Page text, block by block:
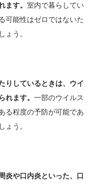
ます。 室内で暮らしてい
可能性はゼロではないた
ょう。
りしているときは、ウイ
れます。 一部のウイルス
る程度の予防が可能であ
ょう。
炎や口内炎といった、口